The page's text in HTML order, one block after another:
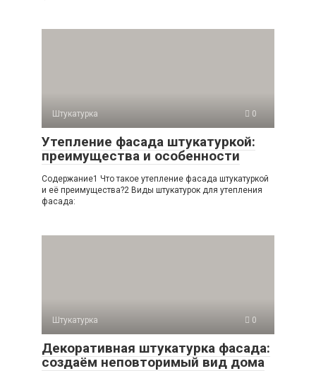
Штукатурка 0
Утепление фасада штукатуркой:
преимущества и особенности
Содержание1 Что такое утепление фасада штукатуркой
и её преимущества?2 Виды штукатурок для утепления
фасада:
Штукатурка 0
Декоративная штукатурка фасада:
создаём неповторимый вид дома